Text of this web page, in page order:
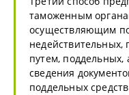
таможенным
осуществляющим
путем,
сведения
поддельных